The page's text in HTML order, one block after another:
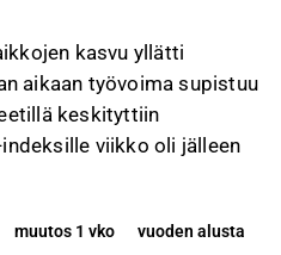
työvoiman
lasku on 1,5
määrä kasvoi 445
nousu 14 kuukauteen, ja
kasvu yllätti
aikaan työvoima supistuu
keskityttiin
viikko oli jälleen
muutos 1 vko vuoden alusta